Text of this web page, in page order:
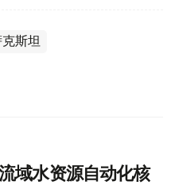
斯坦
域水资源自动化核